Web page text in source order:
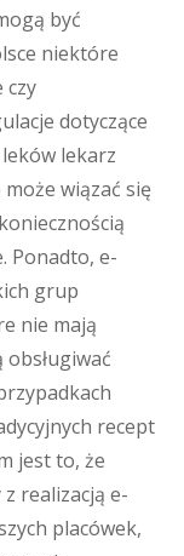
być
niektóre
czy
dotyczące
lekarz
wiązać się
Ponadto, e-
grup
nie mają
recept
jest to, że
realizacją e-
placówek,